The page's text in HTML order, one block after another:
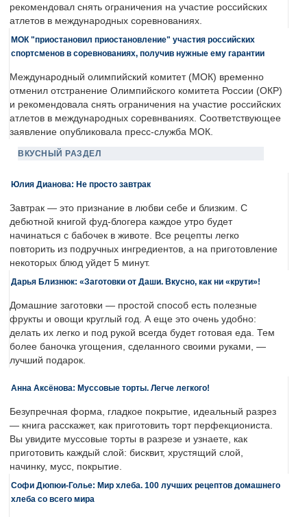
рекомендовал снять ограничения на участие российских
атлетов в международных соревнованиях.
МОК "приостановил приостановление" участия российских
спортсменов в соревнованиях, получив нужные ему гарантии
Международный олимпийский комитет (МОК) временно
отменил отстранение Олимпийского комитета России (ОКР)
и рекомендовала снять ограничения на участие российских
атлетов в международных соревнваниях. Соответствующее
заявление опубликовала пресс-служба МОК.
ВКУСНЫЙ РАЗДЕЛ
Юлия Дианова: Не просто завтрак
Завтрак — это признание в любви себе и близким. С
дебютной книгой фуд-блогера каждое утро будет
начинаться с бабочек в животе. Все рецепты легко
повторить из подручных ингредиентов, а на приготовление
некоторых блюд уйдет 5 минут.
Дарья Близнюк: «Заготовки от Даши. Вкусно, как ни «крути»!
Домашние заготовки — простой способ есть полезные
фрукты и овощи круглый год. А еще это очень удобно:
делать их легко и под рукой всегда будет готовая еда. Тем
более баночка угощения, сделанного своими руками, —
лучший подарок.
Анна Аксёнова: Муссовые торты. Легче легкого!
Безупречная форма, гладкое покрытие, идеальный разрез
— книга расскажет, как приготовить торт перфекциониста.
Вы увидите муссовые торты в разрезе и узнаете, как
приготовить каждый слой: бисквит, хрустящий слой,
начинку, мусс, покрытие.
Софи Дюпюи-Голье: Мир хлеба. 100 лучших рецептов домашнего
хлеба со всего мира